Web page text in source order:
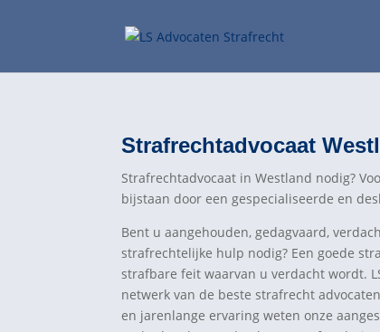
Strafrechtadvocaat
Strafrechtadvocaat in Westland nodig?
bijstaan door een gespecialiseerde en
Bent u aangehouden, gedagvaard,
strafrechtelijke hulp nodig? Een goede
strafbare feit waarvan u verdacht wordt.
netwerk van de beste strafrecht
en jarenlange ervaring weten onze